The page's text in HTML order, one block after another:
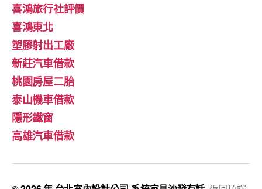
喜鴻旅行社評價
喜鴻東北
塑膠射出工廠
新莊汽車借款
桃園房屋二胎
泰山機車借款
隱形鐵窗
高雄汽車借款